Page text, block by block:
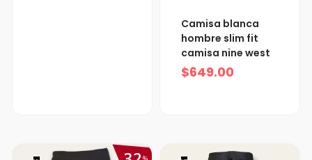
Camisa blanca
hombre slim fit
camisa nine west
$649.00